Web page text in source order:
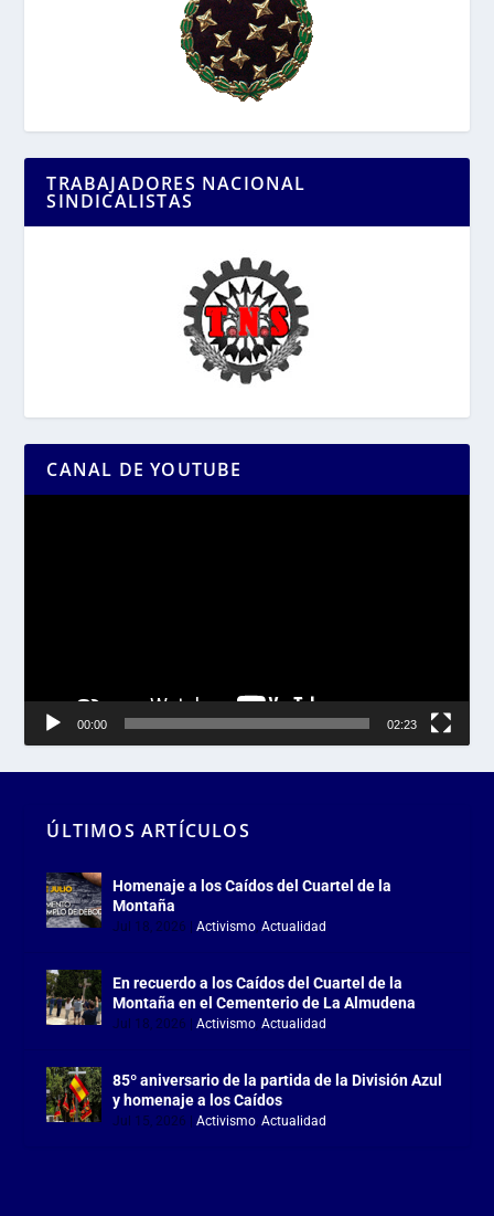
TRABAJADORES NACIONAL
SINDICALISTAS
CANAL DE YOUTUBE
00:00 02:23
ÚLTIMOS ARTÍCULOS
Homenaje a los Caídos del Cuartel de la
Montaña
Jul 18, 2026 |Activismo,Actualidad
En recuerdo a los Caídos del Cuartel de la
Montaña en el Cementerio de La Almudena
Jul 18, 2026 |Activismo,Actualidad
85º aniversario de la partida de la División Azul
y homenaje a los Caídos
Jul 15, 2026 |Activismo,Actualidad